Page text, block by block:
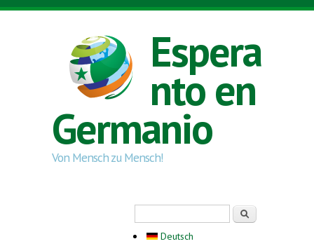
Skip to main content
Espera
nto en
Germanio
Von Mensch zu Mensch!
Deutsch